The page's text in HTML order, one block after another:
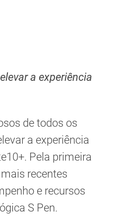
a experiência
de todos os
a experiência
Pela primeira
recentes
e recursos
S Pen.